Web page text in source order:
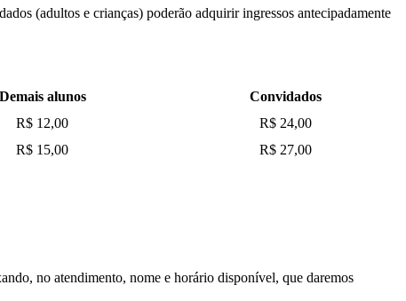
(adultos e crianças) poderão adquirir ingressos antecipadamente
Demais alunos
Convidados
R$ 12,00
R$ 24,00
R$ 15,00 R$ 27,00
no atendimento, nome e horário disponível, que daremos